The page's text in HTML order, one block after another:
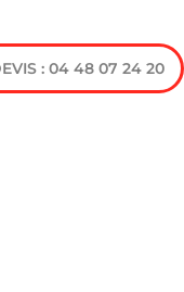
: 04 48 07 24 20